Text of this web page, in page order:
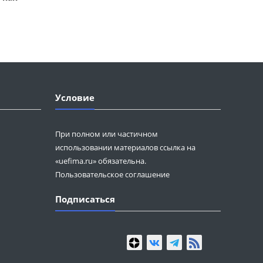
Условие
При полном или частичном
использовании материалов ссылка на
«uefima.ru» обязательна.
Пользовательское соглашение
Подписаться